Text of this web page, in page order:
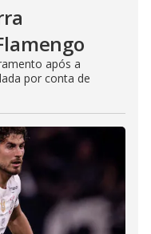
após a
por conta de